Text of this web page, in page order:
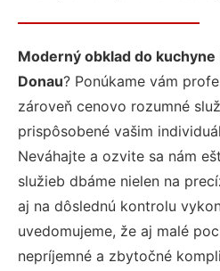
Moderný obklad do
Donau? Ponúkame vám
zároveň cenovo rozumné
prispôsobené vašim
Neváhajte a ozvite sa nám
služieb dbáme nielen na
aj na dôslednú kontrolu
uvedomujeme, že aj malé
nepríjemné a zbytočné